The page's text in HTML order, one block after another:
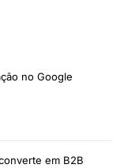
no Google
em B2B